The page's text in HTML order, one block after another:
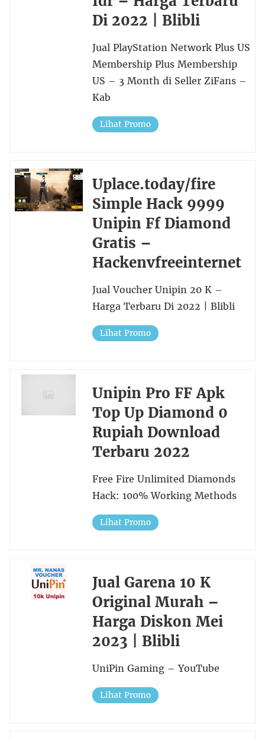
Di 2022 | Blibli
Jual PlayStation Network Plus US
Membership Plus Membership
US – 3 Month di Seller ZiFans –
Kab
Lihat Promo
Uplace.today/fire
Simple Hack 9999
Unipin Ff Diamond
Gratis –
Hackenvfreeinternet
Jual Voucher Unipin 20 K –
Harga Terbaru Di 2022 | Blibli
Lihat Promo
Unipin Pro FF Apk
Top Up Diamond 0
Rupiah Download
Terbaru 2022
Free Fire Unlimited Diamonds
Hack: 100% Working Methods
Lihat Promo
Jual Garena 10 K
Original Murah –
Harga Diskon Mei
2023 | Blibli
UniPin Gaming – YouTube
Lihat Promo